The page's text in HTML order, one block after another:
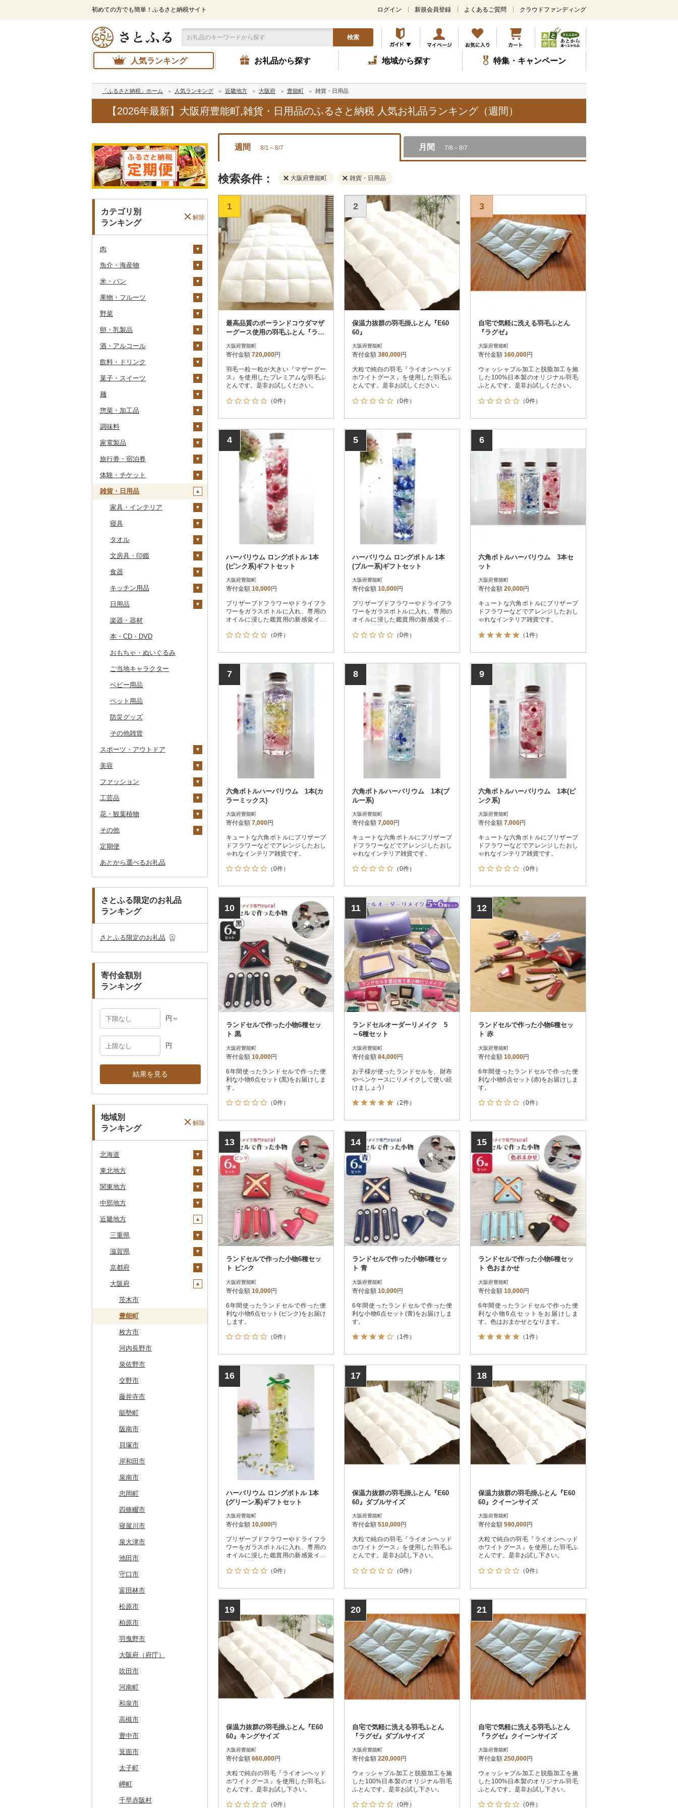
初めての方でも簡単！ふるさと納税サイト
メ
ン
コ
ン
テ
ツ
ッ
プ
ログイン 新規会員登録 よくあるご質問 クラウドファンディング
検索
人気ランキング お礼品から探す 地域から探す 特集・キャンペーン
「ふるさと納税」ホーム 人気ランキング 近畿地方 大阪府 豊能町 雑貨・日用品
【2026年最新】大阪府豊能町,雑貨・日用品のふるさと納税 人気お礼品ランキング（週間）
カテゴリ別
ランキング
解除
肉
牛肉（精肉）
ステーキ
すき焼き
焼肉
牛タン
和牛
黒毛和牛
仙台牛
米沢牛
山形牛
常陸牛
上州牛
飛騨牛
近江牛
神戸牛・神戸ビーフ
但馬牛
土佐あかうし
佐賀牛
長崎和牛
あか牛
宮崎牛
その他牛肉（精肉）
牛肉（加工品）
ハンバーグ
ローストビーフ
ビーフジャーキー
その他牛肉（加工品）
豚肉（精肉）
すき焼き
しゃぶしゃぶ
焼肉
アグー豚
豚肉（加工品）
ハンバーグ
もつ鍋
ハム
ソーセージ・ウインナ
鶏肉
鶏肉（精肉）
ハム・ソーセージ
唐揚げ
水炊き
地鶏
赤鶏さつま
その他鶏肉
鹿肉
馬肉
羊肉・ラム肉（ジンギス
魚介・海産物
カニ
ズワイガニ
毛ガニ
かにしゃぶ
その他カニ
エビ
ボタンエビ
伊勢海老
その他エビ
いくら
うに
明太子・たらこ
明太子
たらこ
その他魚卵
数の子
キャビア
その他魚卵
貝
鮑（アワビ）
牡蠣（カキ）
あさり
しじみ
サザエ
はまぐり
その他貝
鮮魚
鮭・サーモン
マグロ
イワシ
カツオ
金目鯛
クエ
くじら
サバ
さんま
鯛
のどぐろ
ふぐ
ブリ
ほっけ
その他鮮魚
イカ・タコ
イカ
タコ
海苔・海藻
海苔
わかめ
ひじき
その他海苔・海藻
干物
ししゃも
その他干物
その他魚介・加工品
しらす・ちりめん
かまぼこ・練り製品
その他魚介・加工品
米・パン
米
無洗米
玄米
金芽米
ゆめぴりか
コシヒカリ
はえぬき
さがびより
あきたこまち
ひとめぼれ
ミルキークィーン
ななつぼし
その他米
雑穀
餅
その他穀物加工品
パン
果物・フルーツ
ぶどう・マスカット
巨峰
ナガノパープル
ピオーネ
デラウェア
その他ぶどう・マスカ
いちご
りんご
もも
メロン
梨
和梨
洋梨・ラフランス
マンゴー
みかん・柑橘
みかん
レモン
不知火・デコポン
せとか
文旦
まどんな
ポンカン
その他柑橘
すいか
キウイ
柿（カキ）
ドライフルーツ
干し柿
干し芋
その他ドライフルーツ
その他果物
びわ
ブルーベリー
パイナップル
栗
その他果物
野菜
いも
じゃがいも
さつまいも
その他いも
トマト
フルーツトマト
ミニトマト
玉ねぎ
ねぎ
根菜
人参
大根
自然薯
レンコン
にんにく・生姜
その他根菜
アスパラガス
豆
きのこ
しいたけ
松茸
その他きのこ
その他野菜
山菜
かぼちゃ
茄子
レタス
その他野菜
卵・乳製品
卵
チーズ
ヨーグルト
バター
その他乳製品
酒・アルコール
ビール・発泡酒
ビール
地ビール・クラフトビ
日本酒
純米吟醸
大吟醸
吟醸
その他日本酒
芋焼酎
麦焼酎
米焼酎
黒糖焼酎
その他焼酎
梅酒
泡盛
ワイン
白ワイン
赤ワイン
シャンパン・スパーク
リングワイン
ウイスキー
リキュール・洋酒
甘酒
ノンアルコール
その他酒
飲料・ドリンク
水・ミネラルウォーター
飲料
コーヒー豆
粉
ドリップ
茶
飲料
茶葉・ティーバッグ
静岡茶
足柄茶
知覧茶
八女茶
その他茶
果汁飲料
りんごジュース
みかんジュース（オレ
その他果汁飲料
紅茶
飲料
茶葉・ティーバッグ
その他飲料・ジュース
野菜ジュース
炭酸飲料
豆乳
その他飲料・ジュース
菓子・スイーツ
クッキー
焼き菓子
プリン
ゼリー
チョコレート
カステラ
アイス・ジェラート
その他洋菓子
煎餅・おかき
羊羹
饅頭
大福
その他和菓子
麺
ラーメン
うどん
そば
パスタ
ひやむぎ
そうめん
その他麺
惣菜・加工品
惣菜
餃子
シュウマイ
コロッケ
その他惣菜
カレー・シチュー
カレー
シチュー
鍋
肉
魚
その他鍋
ピザ
レトルト
スープ
豆腐・納豆
豆腐
納豆
漬物
梅干
キムチ
その他漬物
缶詰・瓶詰
肉
魚
果物
ジャム
その他缶詰・瓶詰
乾物
燻製（スモーク）
おせち
その他加工品
調味料
砂糖
塩
醤油
味噌
酢
だし
食用油
えごま油
オリーブオイル
ごま油
その他食用油
はちみつ
ドレッシング
その他調味料
みりん
ケチャップ
こしょう
その他調味料
家電製品
季節・空調家電
キッチン家電
照明器具
パソコン・周辺機器
TV・オーディオ・カメラ
美容・健康家電
カー用品
時計
その他家電
旅行券・宿泊券
旅行券
JTBふるさと旅行クー
ポン（Eメール発行）
（紙券）
その他旅行券
宿泊券
体験・チケット
PayPay商品券
食事券
温泉・サウナ・スパ利用
券
ゴルフプレー券
GDOふるさとゴルフ
プレークーポン
その他のゴルフプレー
券
花火大会チケット
カタログギフト
その他体験・チケット
雑貨・日用品
家具・インテリア
タンス
机・テーブル
椅子・チェア・ソファ
その他家具・インテリ
寝具
布団
枕
毛布
タオルケット
その他寝具
タオル
泉州タオル
その他タオル
文房具・印鑑
ボールペン
ノート・ファイル
印鑑
その他文房具
食器
グラス・カップ
タンブラー
箸
スプーン・フォーク・
キッチン用品
包丁
フライパン
鍋
まな板
土鍋
その他キッチン用品
日用品
洗剤
トイレットペーパー
ティッシュ
その他日用品
楽器・器材
本・CD・DVD
おもちゃ・ぬいぐるみ
ご当地キャラクター
ベビー用品
ペット用品
防災グッズ
その他雑貨
スポーツ・アウトドア
ゴルフ
ゴルフボール
ゴルフウェア
その他ゴルフ
釣り
サイクリング
アウトドア・キャンプ
その他スポーツ
その他スポーツ
美容
スキンケア
洗顔
その他スキンケア
シャンプー・リンス
石鹸・ボディーソープ
入浴剤
アロマ
プロテイン
その他美容
ファッション
鞄・バッグ
トートバッグ・ショル
ツケース
その他鞄・バッグ
洋服
女性・レディース
子供・ベビー
その他洋服
和服
靴・履物
靴・シューズ
スリッパ・下駄・草履
その他靴・履物
アクセサリー
ペンダント・ネックレ
ス
ピアス・イヤリング
その他アクセサリー
その他服飾小物
ショール・ストール
マフラー・手袋
工芸品
織物
本場奄美大島紬
陶器・漆器
唐津焼
備前焼
美濃焼
村上木彫堆朱
その他装飾品・工芸品
数珠
工芸品
播州そろばん
美濃和紙
花・観葉植物
観葉植物・苗木
花
胡蝶蘭
造花・プリザーブドフ
ラワー
その他花
盆栽・その他
その他
地域サービス
その他
定期便
あとから選べるお礼品
さとふる限定のお礼品
ランキング
さとふる限定のお礼品
寄付金額別
ランキング
円～
円
結果を見る
地域別
ランキング
解除
北海道
安平町
八雲町
鹿部町
江差町
白老町
せたな町
旭川市
森町
稚内市
標津町
清里町
北斗市
留萌市
白糠町
釧路町
名寄市
美唄市
厚岸町
南富良野町
上富良野町
和寒町
紋別市
乙部町
根室市
三笠市
東川町
厚真町
奥尻町
網走市
浦河町
広尾町
中札内村
滝川市
比布町
鶴居村
釧路市
苫前町
当別町
占冠村
上士幌町
東北地方
青森県
十和田市
大鰐町
南部町
五戸町
藤崎町
六ヶ所村
東北町
三戸町
東通村
黒石市
おいらせ町
鶴田町
階上町
深浦町
青森市
田子町
新郷村
横浜町
野辺地町
佐井村
六戸町
五所川原市
平川市
蓬田村
中泊町
外ヶ浜町
つがる市
弘前市
鰺ヶ沢町
むつ市
田舎館村
青森県（県庁）
三沢市
西目屋村
岩手県
宮古市
軽米町
岩手町
矢巾町
釜石市
野田村
普代村
一戸町
陸前高田市
紫波町
滝沢市
住田町
葛巻町
花巻市
岩泉町
田野畑村
盛岡市
遠野市
奥州市
雫石町
岩手県（県庁）
一関市
久慈市
西和賀町
北上市
平泉町
洋野町
大船渡市
山田町
大槌町
宮城県
柴田町
色麻町
丸森町
大衡村
加美町
利府町
白石市
登米市
山元町
名取市
川崎町
村田町
栗原市
富谷市
岩沼市
七ヶ宿町
大崎市
塩竈市
石巻市
多賀城市
宮城県（県庁）
亘理町
蔵王町
女川町
気仙沼市
美里町
松島町
大和町
大郷町
南三陸町
仙台市
大河原町
角田市
涌谷町
東松島市
秋田県
大潟村
横手市
能代市
小坂町
仙北市
井川町
潟上市
三種町
藤里町
湯沢市
大館市
由利本荘市
にかほ市
羽後町
秋田県（県庁）
秋田市
男鹿市
美郷町
東成瀬村
五城目町
北秋田市
八峰町
鹿角市
大仙市
八郎潟町
山形県
村山市
尾花沢市
上山市
河北町
酒田市
新庄市
長井市
小国町
南陽市
中山町
庄内町
大石田町
川西町
鶴岡市
山形県（県庁）
金山町
東根市
飯豊町
鮭川村
大蔵村
山辺町
戸沢村
舟形町
最上町
真室川町
寒河江市
西川町
高畠町
山形市
三川町
大江町
米沢市
福島県
天栄村
広野町
鏡石町
須賀川市
小野町
棚倉町
古殿町
昭和村
下郷町
西郷村
二本松市
猪苗代町
川俣町
郡山市
西会津町
玉川村
いわき市
南会津町
田村市
磐梯町
三春町
本宮市
柳津町
鮫川村
福島市
新地町
葛尾村
三島町
桑折町
矢吹町
国見町
檜枝岐村
喜多方市
関東地方
茨城県
土浦市
取手市
つくば市
稲敷市
潮来市
五霞町
北茨城市
境町
かすみがうら市
牛久市
常陸太田市
つくばみらい市
下妻市
茨城町
神栖市
常総市
東海村
美浦村
大洗町
河内町
ひたちなか市
龍ケ崎市
守谷市
常陸大宮市
笠間市
行方市
結城市
城里町
水戸市
鉾田市
桜川市
石岡市
茨城県（県庁）
坂東市
小美玉市
日立市
大子町
栃木県
那須塩原市
市貝町
塩谷町
上三川町
佐野市
真岡市
高根沢町
大田原市
栃木市
日光市
小山市
宇都宮市
栃木県（県庁）
那珂川町
茂木町
那須烏山市
矢板市
さくら市
足利市
那須町
鹿沼市
下野市
益子町
芳賀町
野木町
群馬県
榛東村
下仁田町
玉村町
安中市
川場村
昭和村
甘楽町
明和町
沼田市
桐生市
吉岡町
太田市
高山村
みどり市
千代田町
みなかみ町
片品村
富岡市
館林市
伊勢崎市
東吾妻町
前橋市
藤岡市
邑楽町
板倉町
嬬恋村
草津町
高崎市
群馬県（県庁）
大泉町
長野原町
中之条町
埼玉県
春日部市
蕨市
戸田市
毛呂山町
久喜市
ふじみ野市
川島町
上里町
川口市
飯能市
長瀞町
羽生市
小鹿野町
坂戸市
鳩山町
埼玉県（県庁）
神川町
東秩父村
横瀬町
三芳町
幸手市
日高市
蓮田市
川越市
宮代町
吉見町
東松山市
入間市
志木市
北本市
桶川市
加須市
三郷市
八潮市
千葉県
勝浦市
袖ケ浦市
我孫子市
長柄町
芝山町
八千代市
横芝光町
多古町
白子町
栄町
香取市
習志野市
銚子市
君津市
旭市
南房総市
八街市
東金市
九十九里町
いすみ市
東庄町
館山市
大網白里市
一宮町
佐倉市
木更津市
茂原市
野田市
山武市
鴨川市
印西市
神崎町
船橋市
東京都
八王子市
日野市
昭島市
武蔵村山市
葛飾区
小金井市
墨田区
東久留米市
利島村
瑞穂町
大島町
府中市
国分寺市
東村山市
中央区
あきる野市
中野区
荒川区
北区
多摩市
稲城市
世田谷区
日の出町
板橋区
渋谷区
千代田区
新宿区
江東区
青梅市
国立市
品川区
福生市
神奈川県
南足柄市
松田町
大井町
中井町
愛川町
山北町
真鶴町
清川村
開成町
藤沢市
神奈川県（県庁）
鎌倉市
大和市
伊勢原市
小田原市
湯河原町
秦野市
綾瀬市
横須賀市
三浦市
大磯町
箱根町
横浜市
茅ヶ崎市
川崎市
厚木市
海老名市
相模原市
座間市
二宮町
中部地方
新潟県
十日町市
弥彦村
阿賀町
出雲崎町
魚沼市
佐渡市
燕市
南魚沼市
関川村
新発田市
加茂市
小千谷市
田上町
五泉市
三条市
見附市
糸魚川市
胎内市
上越市
阿賀野市
津南町
新潟県（県庁）
柏崎市
村上市
妙高市
聖籠町
刈羽村
湯沢町
新潟市
富山県
射水市
氷見市
朝日町
高岡市
魚津市
砺波市
入善町
黒部市
立山町
富山県（県庁）
小矢部市
滑川市
富山市
南砺市
石川県
羽咋市
七尾市
白山市
穴水町
輪島市
中能登町
石川県（県庁）
野々市市
能登町
能美市
津幡町
宝達志水町
金沢市
内灘町
かほく市
小松市
志賀町
加賀市
福井県
美浜町
小浜市
越前町
若狭町
鯖江市
高浜町
勝山市
福井県（県庁）
越前市
坂井市
あわら市
福井市
大野市
敦賀市
おおい町
永平寺町
山梨県
富士吉田市
甲斐市
山梨市
富士川町
大月市
富士河口湖町
韮崎市
南アルプス市
市川三郷町
都留市
山梨県（県庁）
道志村
忍野村
笛吹市
中央市
北杜市
鳴沢村
西桂町
身延町
早川町
南部町
昭和町
甲府市
甲州市
丹波山村
長野県
高森町
御代田町
飯田市
青木村
南箕輪村
長野県（県庁）
上松町
高山村
南木曽町
朝日村
長野市
根羽村
池田町
須坂市
川上村
信濃町
南牧村
伊那市
立科町
東御市
中野市
豊丘村
売木村
小諸市
木曽町
箕輪町
駒ヶ根市
王滝村
千曲市
辰野町
茅野市
岐阜県
養老町
八百津町
池田町
関市
瑞穂市
飛騨市
岐南町
大野町
山県市
羽島市
本巣市
川辺町
大垣市
輪之内町
神戸町
瑞浪市
中津川市
高山市
郡上市
白川村
御嵩町
海津市
関ケ原町
七宗町
笠松町
東白川村
土岐市
岐阜県（県庁）
下呂市
多治見市
静岡県
下田市
静岡市
吉田町
函南町
藤枝市
御殿場市
浜松市
伊東市
島田市
沼津市
伊豆市
裾野市
焼津市
富士宮市
河津町
袋井市
熱海市
掛川市
伊豆の国市
小山町
森町
川根本町
富士市
御前崎市
東伊豆町
西伊豆町
清水町
南伊豆町
松崎町
愛知県
清須市
田原市
安城市
北名古屋市
東栄町
豊山町
南知多町
江南市
みよし市
西尾市
武豊町
幸田町
碧南市
岡崎市
愛知県（県庁）
蒲郡市
東郷町
犬山市
弥富市
東海市
新城市
春日井市
瀬戸市
大府市
半田市
あま市
岩倉市
小牧市
近畿地方
三重県
鈴鹿市
伊賀市
木曽岬町
多気町
松阪市
桑名市
志摩市
明和町
鳥羽市
いなべ市
紀北町
熊野市
南伊勢町
朝日町
菰野町
紀宝町
伊勢市
四日市市
大台町
尾鷲市
三重県（県庁）
津市
名張市
東員町
玉城町
滋賀県
長浜市
高島市
草津市
近江八幡市
竜王町
甲賀市
湖南市
大津市
彦根市
栗東市
愛荘町
滋賀県（県庁）
米原市
豊郷町
多賀町
野洲市
京都府
宮津市
伊根町
与謝野町
福知山市
亀岡市
城陽市
久御山町
京丹後市
井手町
木津川市
宇治田原町
長岡京市
綾部市
笠置町
南丹市
宇治市
京丹波町
京都府（府庁）
大山崎町
精華町
南山城村
京都市
舞鶴市
和束町
八幡市
京田辺市
向日市
大阪府
茨木市
豊能町
枚方市
河内長野市
泉佐野市
交野市
藤井寺市
能勢町
阪南市
貝塚市
岸和田市
泉南市
忠岡町
四條畷市
寝屋川市
泉大津市
池田市
守口市
富田林市
松原市
柏原市
羽曳野市
大阪府（府庁）
吹田市
河南町
和泉市
高槻市
豊中市
箕面市
太子町
岬町
千早赤阪村
週間 8/1～8/7 月間 7/8～8/7
検索条件： 大阪府豊能町 雑貨・日用品
1
最高品質のポーランドコウダマザ
ーグース使用の羽毛ふとん『ラム
コ』
大阪府豊能町
寄付金額 720,000円
羽毛一粒一粒が大きい『マザーグー
ス』を使用したプレミアムな羽毛ふ
とんです。是非お試しください。
（0件）
2
保温力抜群の羽毛掛ふとん『E60
60』
大阪府豊能町
寄付金額 380,000円
大粒で純白の羽毛『ライオンヘッド
ホワイトグース』を使用した羽毛ふ
とんです。是非お試しください。
（0件）
3
自宅で気軽に洗える羽毛ふとん
『ラグゼ』
大阪府豊能町
寄付金額 160,000円
ウォッシャブル加工と脱脂加工を施
した100%日本製のオリジナル羽毛
ふとんです。是非お試しください。
（0件）
4
ハーバリウム ロングボトル 1本
(ピンク系)ギフトセット
大阪府豊能町
寄付金額 10,000円
プリザーブドフラワーやドライフラ
ワーをガラスボトルに入れ、専用の
オイルに浸した鑑賞用の新感覚イン
（0件）
5
ハーバリウム ロングボトル 1本
(ブルー系)ギフトセット
大阪府豊能町
寄付金額 10,000円
プリザーブドフラワーやドライフラ
ワーをガラスボトルに入れ、専用の
オイルに浸した鑑賞用の新感覚イン
（0件）
6
六角ボトルハーバリウム 3本セ
ット
大阪府豊能町
寄付金額 20,000円
キュートな六角ボトルにプリザーブ
ドフラワーなどでアレンジしたおし
ゃれなインテリア雑貨です。
（1件）
7
六角ボトルハーバリウム 1本(カ
ラーミックス)
大阪府豊能町
寄付金額 7,000円
キュートな六角ボトルにプリザーブ
ドフラワーなどでアレンジしたおし
ゃれなインテリア雑貨です。
（0件）
8
六角ボトルハーバリウム 1本(ブ
ルー系)
大阪府豊能町
寄付金額 7,000円
キュートな六角ボトルにプリザーブ
ドフラワーなどでアレンジしたおし
ゃれなインテリア雑貨です。
（0件）
9
六角ボトルハーバリウム 1本(ピ
ンク系)
大阪府豊能町
寄付金額 7,000円
キュートな六角ボトルにプリザーブ
ドフラワーなどでアレンジしたおし
ゃれなインテリア雑貨です。
（0件）
10
ランドセルで作った小物6種セッ
ト 黒
大阪府豊能町
寄付金額 10,000円
6年間使ったランドセルで作った便
利な小物6点セット(黒)をお届けしま
す。
（0件）
11
ランドセルオーダーリメイク 5
～6種セット
大阪府豊能町
寄付金額 84,000円
お子様が使ったランドセルを、財布
やペンケースにリメイクして使い続
けましょう!
（2件）
12
ランドセルで作った小物6種セッ
ト 赤
大阪府豊能町
寄付金額 10,000円
6年間使ったランドセルで作った便
利な小物6点セット(赤)をお届けしま
す。
（0件）
13
ランドセルで作った小物6種セッ
ト ピンク
大阪府豊能町
寄付金額 10,000円
6年間使ったランドセルで作った便
利な小物6点セット(ピンク)をお届け
します。
（0件）
14
ランドセルで作った小物6種セッ
ト 青
大阪府豊能町
寄付金額 10,000円
6年間使ったランドセルで作った便
利な小物6点セット(青)をお届けしま
す。
（1件）
15
ランドセルで作った小物6種セッ
ト 色おまかせ
大阪府豊能町
寄付金額 10,000円
6年間使ったランドセルで作った便
利な小物6点セットをお届けしま
す。色はおまかせとなります。
（1件）
16
ハーバリウム ロングボトル 1本
(グリーン系)ギフトセット
大阪府豊能町
寄付金額 10,000円
プリザーブドフラワーやドライフラ
ワーをガラスボトルに入れ、専用の
オイルに浸した鑑賞用の新感覚イン
（0件）
17
保温力抜群の羽毛掛ふとん『E60
60』ダブルサイズ
大阪府豊能町
寄付金額 510,000円
大粒で純白の羽毛『ライオンヘッド
ホワイトグース』を使用した羽毛ふ
とんです。是非お試し下さい。
（0件）
18
保温力抜群の羽毛掛ふとん『E60
60』クイーンサイズ
大阪府豊能町
寄付金額 590,000円
大粒で純白の羽毛『ライオンヘッド
ホワイトグース』を使用した羽毛ふ
とんです。是非お試し下さい。
（0件）
19
保温力抜群の羽毛掛ふとん『E60
60』キングサイズ
大阪府豊能町
寄付金額 660,000円
大粒で純白の羽毛『ライオンヘッド
ホワイトグース』を使用した羽毛ふ
とんです。是非お試し下さい。
（0件）
20
自宅で気軽に洗える羽毛ふとん
『ラグゼ』ダブルサイズ
大阪府豊能町
寄付金額 220,000円
ウォッシャブル加工と脱脂加工を施
した100%日本製のオリジナル羽毛
ふとんです。是非お試し下さい。
（0件）
21
自宅で気軽に洗える羽毛ふとん
『ラグゼ』クイーンサイズ
大阪府豊能町
寄付金額 250,000円
ウォッシャブル加工と脱脂加工を施
した100%日本製のオリジナル羽毛
ふとんです。是非お試し下さい。
（0件）